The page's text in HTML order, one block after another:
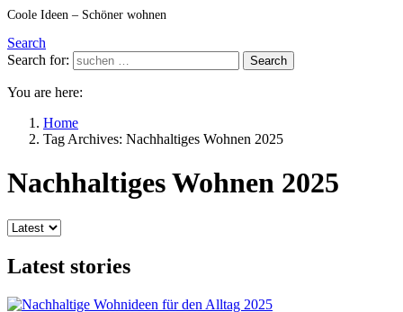
Coole Ideen – Schöner wohnen
Search
Search for:
Search
You are here:
Home
Tag Archives: Nachhaltiges Wohnen 2025
Nachhaltiges Wohnen 2025
Latest stories